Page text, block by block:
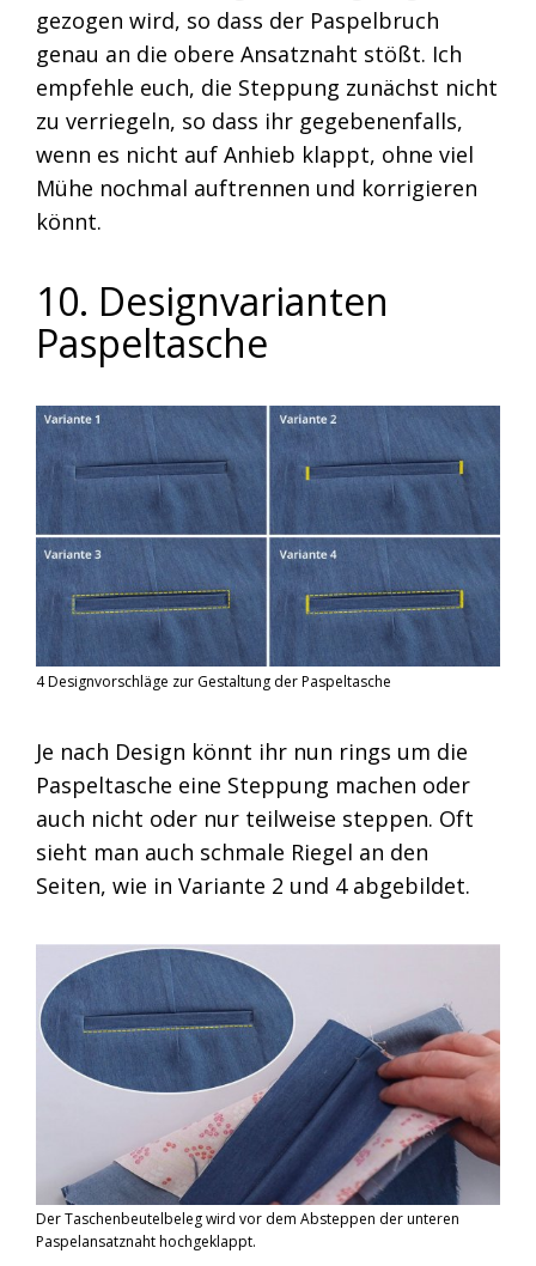
gezogen wird, so dass der Paspelbruch
genau an die obere Ansatznaht stößt. Ich
empfehle euch, die Steppung zunächst nicht
zu verriegeln, so dass ihr gegebenenfalls,
wenn es nicht auf Anhieb klappt, ohne viel
Mühe nochmal auftrennen und korrigieren
könnt.
10. Designvarianten
Paspeltasche
4 Designvorschläge zur Gestaltung der Paspeltasche
Je nach Design könnt ihr nun rings um die
Paspeltasche eine Steppung machen oder
auch nicht oder nur teilweise steppen. Oft
sieht man auch schmale Riegel an den
Seiten, wie in Variante 2 und 4 abgebildet.
Der Taschenbeutelbeleg wird vor dem Absteppen der unteren
Paspelansatznaht hochgeklappt.